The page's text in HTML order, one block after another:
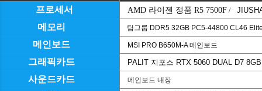
프로세서 AMD 라이젠 정품 R5 7500F /
메모리 팀그룹 DDR5 32GB PC5-44800 CL46
메인보드 MSI PRO B650M-A 메인보드
그래픽카드 PALIT 지포스 RTX 5060 DUAL D7
사운드카드 메인보드 내장